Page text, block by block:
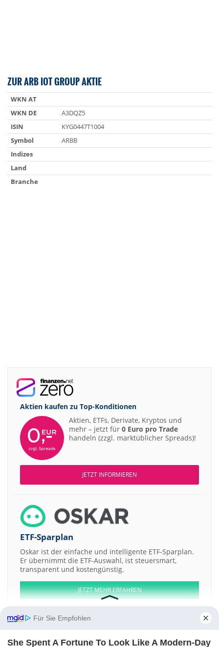
ZUR ARB IOT GROUP AKTIE
WKN AT
WKN DE
A3DQZ5
ISIN
KYG0447T1004
Symbol
ARBB
Indizes
Land
Branche
Aktien kaufen zu Top-Konditionen
Aktien, ETFs, Derivate, Kryptos und
mehr – jetzt für 0 Euro pro Trade
handeln (zzgl. marktüblicher Spreads)!
JETZT INFORMIEREN
ETF-Sparplan
Oskar ist der einfache und intelligente ETF-Sparplan.
Er übernimmt die ETF-Auswahl, ist steuersmart,
transparent und kostengünstig.
JETZT MEHR ERFAHREN
Für Sie Empfohlen
She Spent A Fortune To Look Like A Modern-Day